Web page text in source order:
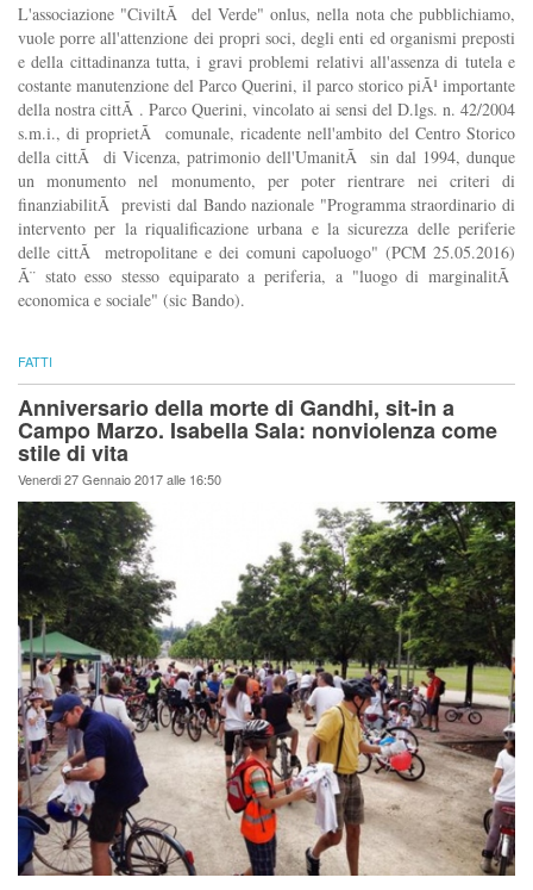
L'associazione "CiviltÃ del Verde" onlus, nella nota che pubblichiamo,
vuole porre all'attenzione dei propri soci, degli enti ed organismi preposti
e della cittadinanza tutta, i gravi problemi relativi all'assenza di tutela e
costante manutenzione del Parco Querini, il parco storico piÃ¹ importante
della nostra cittÃ . Parco Querini, vincolato ai sensi del D.lgs. n. 42/2004
s.m.i., di proprietÃ comunale, ricadente nell'ambito del Centro Storico
della cittÃ di Vicenza, patrimonio dell'UmanitÃ sin dal 1994, dunque
un monumento nel monumento, per poter rientrare nei criteri di
finanziabilitÃ previsti dal Bando nazionale "Programma straordinario di
intervento per la riqualificazione urbana e la sicurezza delle periferie
delle cittÃ metropolitane e dei comuni capoluogo" (PCM 25.05.2016)
Ã¨ stato esso stesso equiparato a periferia, a "luogo di marginalitÃ
economica e sociale" (sic Bando).
FATTI
Anniversario della morte di Gandhi, sit-in a
Campo Marzo. Isabella Sala: nonviolenza come
stile di vita
Venerdi 27 Gennaio 2017 alle 16:50